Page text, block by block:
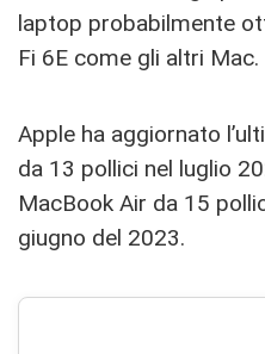
laptop probabilmente
Fi 6E come gli altri Mac.
Apple ha aggiornato
da 13 pollici nel luglio
MacBook Air da 15
giugno del 2023.